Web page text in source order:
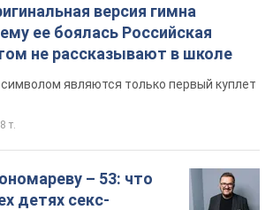
версия гимна
ее боялась Российская
не рассказывают в школе
являются только первый куплет
т.
– 53: что
детях секс-